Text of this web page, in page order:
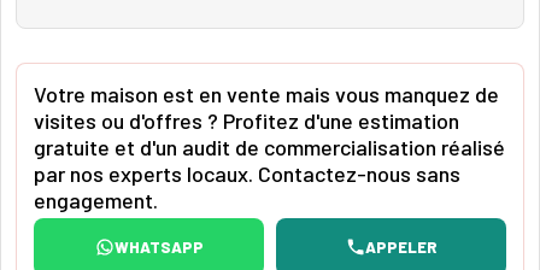
Votre maison est en vente mais vous manquez de
visites ou d'offres ? Profitez d'une estimation
gratuite et d'un audit de commercialisation réalisé
par nos experts locaux. Contactez-nous sans
engagement.
WHATSAPP APPELER